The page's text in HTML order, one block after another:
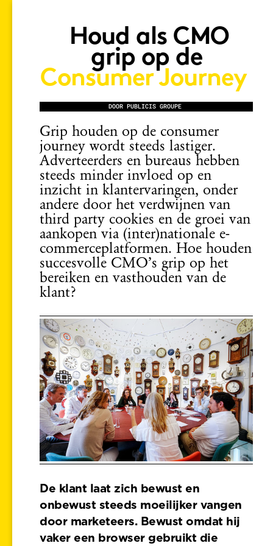
Houd als CMO
grip op de
Consumer Journey
DOOR PUBLICIS GROUPE
Grip houden op de consumer
journey wordt steeds lastiger.
Adverteerders en bureaus hebben
steeds minder invloed op en
inzicht in klantervaringen, onder
andere door het verdwijnen van
third party cookies en de groei van
aankopen via (inter)nationale e-
commerceplatformen. Hoe houden
succesvolle CMO’s grip op het
bereiken en vasthouden van de
klant?
De klant laat zich bewust en
onbewust steeds moeilijker vangen
door marketeers. Bewust omdat hij
vaker een browser gebruikt die